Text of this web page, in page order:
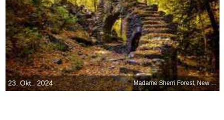
23. Okt.. 2024 Madame Sherri Forest, New Hampshire, USA